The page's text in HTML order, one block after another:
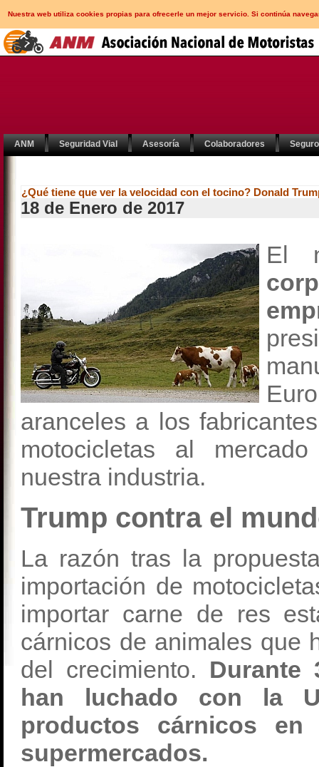
Nuestra web utiliza cookies propias para ofrecerle un mejor servicio. Si continúa
ANM Seguridad Vial Asesoría Colaboradores
¿Qué tiene que ver la velocidad con el tocino? Donald
18 de Enero de 2017
El
aranceles a los
motocicletas al
nuestra industria.
Trump contra el
La razón tras la
importación de
importar carne de res
cárnicos de animales que
del crecimiento. Durante
han luchado con la
productos cárnicos
supermercados.